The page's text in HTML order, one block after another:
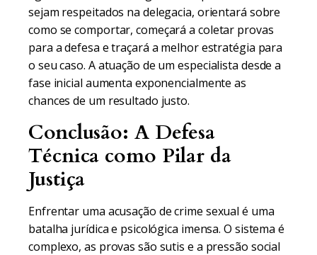
sejam respeitados na delegacia, orientará sobre
como se comportar, começará a coletar provas
para a defesa e traçará a melhor estratégia para
o seu caso. A atuação de um especialista desde a
fase inicial aumenta exponencialmente as
chances de um resultado justo.
Conclusão: A Defesa
Técnica como Pilar da
Justiça
Enfrentar uma acusação de crime sexual é uma
batalha jurídica e psicológica imensa. O sistema é
complexo, as provas são sutis e a pressão social